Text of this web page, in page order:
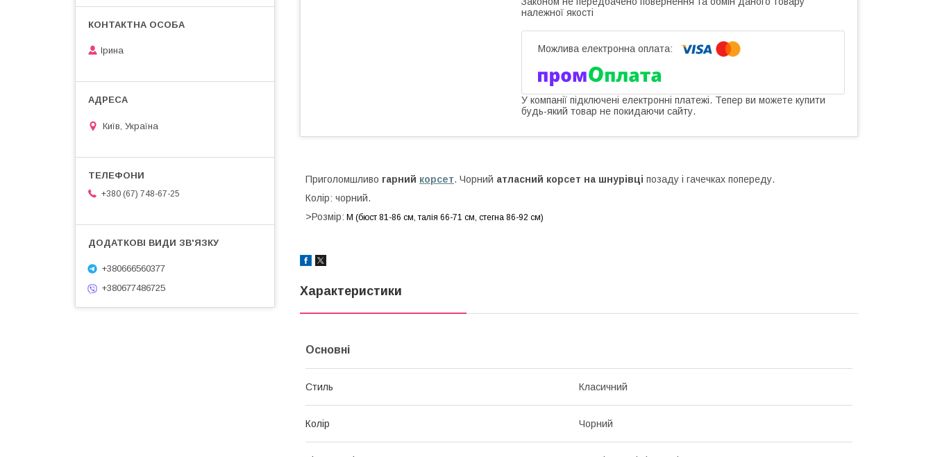
належної якості
У компанії підключені електронні платежі. Тепер ви можете купити
будь-який товар не покидаючи сайту.
Приголомшливо гарний корсет. Чорний атласний корсет на шнурівці позаду і гачечках попереду.
Колір: чорний.
>Розмір: М (бюст 81-86 см, талія 66-71 см, стегна 86-92 см)
Характеристики
Основні
Стиль Класичний
Колір Чорний
Ірина
Київ, Україна
+380 (67) 748-67-25
+380666560377
+380677486725